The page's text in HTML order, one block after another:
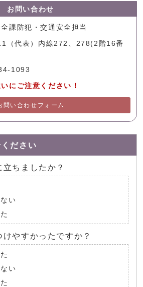
お問い合わせ
課防犯・交通安全担当
（代表）内線272、278(2階16番
1093
にご注意ください！
問い合わせフォーム
ださい
ちましたか？
い
やすかったですか？
い